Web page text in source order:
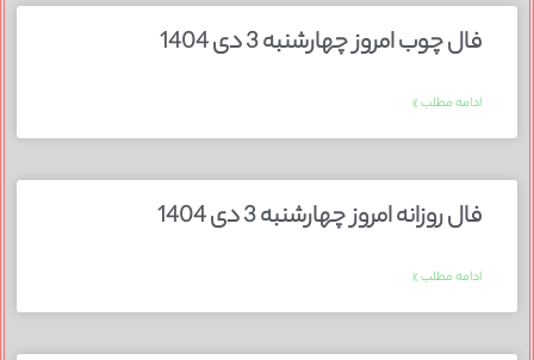
فال چوب امروز چهارشنبه 3 دی 1404
ادامه مطلب »
فال روزانه امروز چهارشنبه 3 دی 1404
ادامه مطلب »